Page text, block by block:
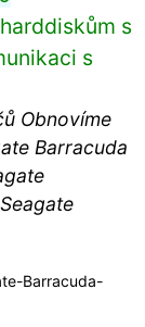
s
s
Obnovíme
Barracuda
Barracuda-